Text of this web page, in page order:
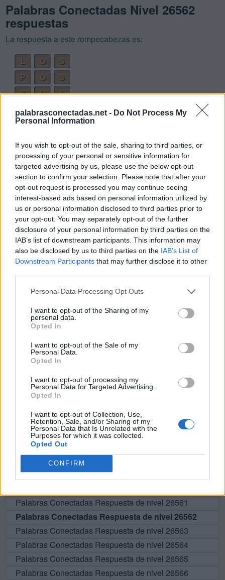
palabrasconectadas.net - Do Not Process My
Personal Information
If you wish to opt-out of the sale, sharing to third parties, or
processing of your personal or sensitive information for
targeted advertising by us, please use the below opt-out
section to confirm your selection. Please note that after your
opt-out request is processed you may continue seeing
interest-based ads based on personal information utilized by
us or personal information disclosed to third parties prior to
your opt-out. You may separately opt-out of the further
disclosure of your personal information by third parties on the
IAB’s list of downstream participants. This information may
also be disclosed by us to third parties on the IAB’s List of
Downstream Participants that may further disclose it to other
Personal Data Processing Opt Outs
I want to opt-out of the Sharing of my
personal data.
Opted In
I want to opt-out of the Sale of my
Personal Data.
Opted In
I want to opt-out of processing my
Personal Data for Targeted Advertising.
Opted In
I want to opt-out of Collection, Use,
Retention, Sale, and/or Sharing of my
Personal Data that Is Unrelated with the
Purposes for which it was collected.
Opted Out
CONFIRM
Palabras Conectadas Nivel 26562
respuestas
La respuesta a este rompecabezas es:
L
O
S
P
O
S
S
O
L
P
I S
O
S
O L
O
S
O P L
O
P
I L O S
O
Palabras extra:
O
S
O
L
I S
O
P
O L
O
P
O L
I
O
P I
O
O L
O
O L I
O
O
O
I S
BUSCAR MÁS
Por favor seleccione los niveles:
Palabras Conectadas Respuesta de nivel 26557
Palabras Conectadas Respuesta de nivel 26558
Palabras Conectadas Respuesta de nivel 26559
Palabras Conectadas Respuesta de nivel 26561
Palabras Conectadas Respuesta de nivel 26562
Palabras Conectadas Respuesta de nivel 26563
Palabras Conectadas Respuesta de nivel 26564
Palabras Conectadas Respuesta de nivel 26565
Palabras Conectadas Respuesta de nivel 26566